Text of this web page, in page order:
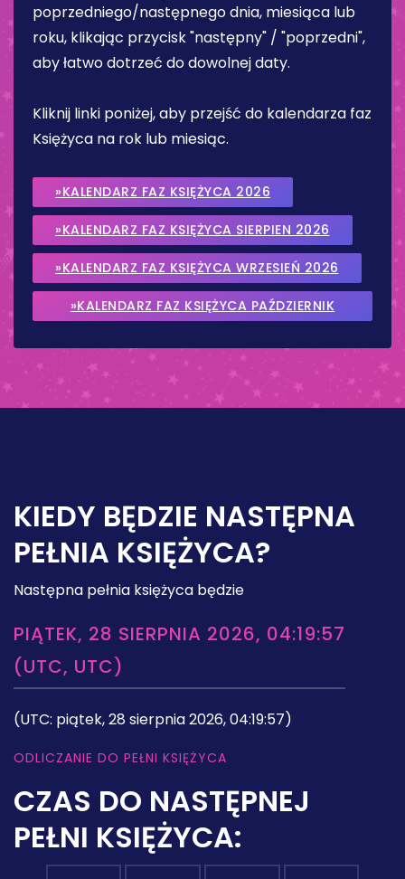
poprzedniego/następnego dnia, miesiąca lub
roku, klikając przycisk "następny" / "poprzedni",
aby łatwo dotrzeć do dowolnej daty.
Kliknij linki poniżej, aby przejść do kalendarza faz
Księżyca na rok lub miesiąc.
»KALENDARZ FAZ KSIĘŻYCA 2026
»KALENDARZ FAZ KSIĘŻYCA SIERPIEN 2026
»KALENDARZ FAZ KSIĘŻYCA WRZESIEŃ 2026
»KALENDARZ FAZ KSIĘŻYCA PAŹDZIERNIK
KIEDY BĘDZIE NASTĘPNA
PEŁNIA KSIĘŻYCA?
Następna pełnia księżyca będzie
PIĄTEK, 28 SIERPNIA 2026, 04:19:57
(UTC, UTC)
(UTC: piątek, 28 sierpnia 2026, 04:19:57)
ODLICZANIE DO PEŁNI KSIĘŻYCA
CZAS DO NASTĘPNEJ
PEŁNI KSIĘŻYCA: